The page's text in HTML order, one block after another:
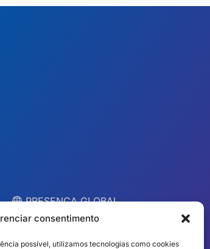
consentimento
possível, utilizamos tecnologias como cookies
︎ PRESENÇA GLOBAL
Equipes locais em 10
países